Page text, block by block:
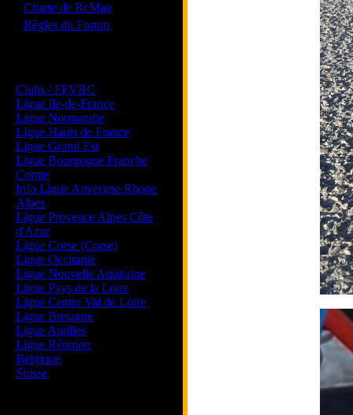
Charte de RcMag
Règles du Forum
Clubs / FFVRC
Ligue Ile-de-France
Ligue Normandie
Ligue Hauts de France
Ligue Grand Est
Ligue Bourgogne Franche
Comte
Info Ligue Auvergne Rhone
Alpes
Ligue Provence Alpes Côte
d'Azur
Ligue Corse (Corse)
Ligue Occitanie
Ligue Nouvelle Aquitaine
Ligue Pays de la Loire
Ligue Centre Val de Loire
Ligue Bretagne
Ligue Antilles
Ligue Réunion
Belgique
Suisse